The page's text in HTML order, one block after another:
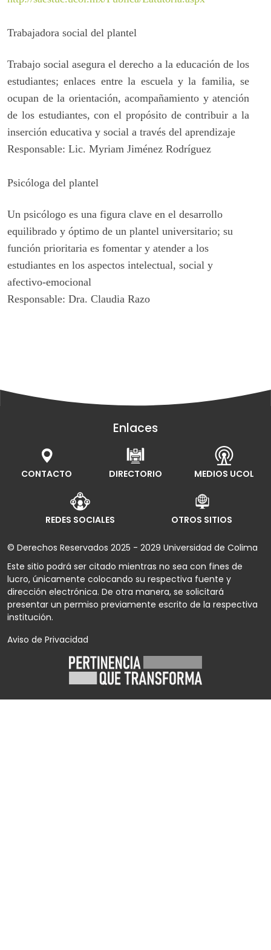
Trabajadora social del plantel
Trabajo social asegura el derecho a la educación de los
estudiantes; enlaces entre la escuela y la familia, se
ocupan de la orientación, acompañamiento y atención
de los estudiantes, con el propósito de contribuir a la
inserción educativa y social a través del aprendizaje
Responsable: Lic. Myriam Jiménez Rodríguez
Psicóloga del plantel
Un psicólogo es una figura clave en el desarrollo
equilibrado y óptimo de un plantel universitario; su
función prioritaria es fomentar y atender a los
estudiantes en los aspectos intelectual, social y
afectivo-emocional
Responsable: Dra. Claudia Razo
Enlaces
CONTACTO DIRECTORIO MEDIOS UCOL
REDES SOCIALES OTROS SITIOS
© Derechos Reservados 2025 - 2029 Universidad de Colima
Este sitio podrá ser citado mientras no sea con fines de
lucro, únicamente colocando su respectiva fuente y
dirección electrónica. De otra manera, se solicitará
presentar un permiso previamente escrito de la respectiva
institución.
Aviso de Privacidad